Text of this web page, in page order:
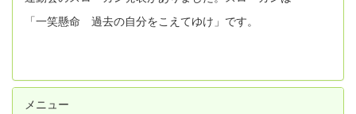
「一笑懸命 過去の自分をこえてゆけ」です。
メニュー